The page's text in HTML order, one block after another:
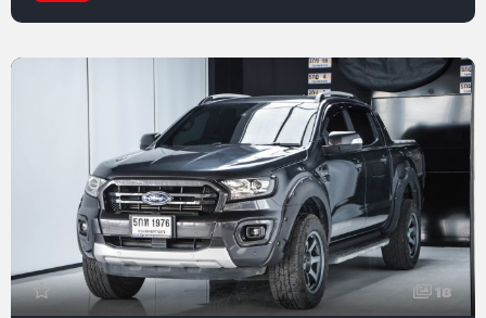
18